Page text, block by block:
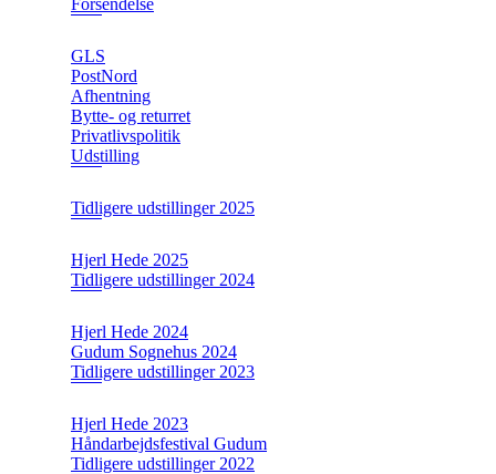
GLS
PostNord
Afhentning
Bytte- og returret
Privatlivspolitik
Udstilling
Tidligere udstillinger 2025
Hjerl Hede 2025
Tidligere udstillinger 2024
Hjerl Hede 2024
Gudum Sognehus 2024
Tidligere udstillinger 2023
Hjerl Hede 2023
Håndarbejdsfestival Gudum
Tidligere udstillinger 2022